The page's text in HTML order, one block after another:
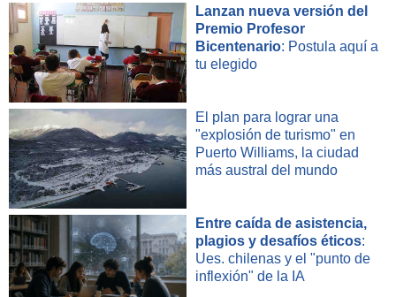
Lanzan nueva versión del
Premio Profesor
Bicentenario: Postula aquí a
tu elegido
El plan para lograr una
"explosión de turismo" en
Puerto Williams, la ciudad
más austral del mundo
Entre caída de asistencia,
plagios y desafíos éticos:
Ues. chilenas y el "punto de
inflexión" de la IA